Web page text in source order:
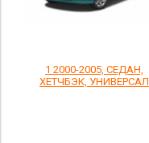
1 2000-2005, СЕДАН,
ХЕТЧБЭК, УНИВЕРСАЛ